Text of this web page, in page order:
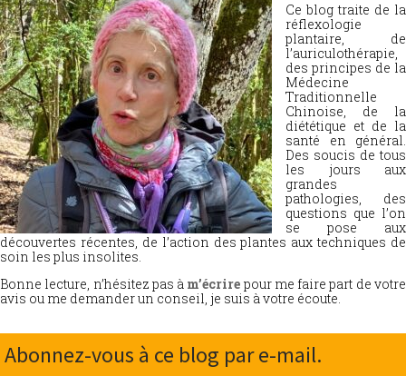
Ce blog traite de la
réflexologie
plantaire, de
l’auriculothérapie,
des principes de la
Médecine
Traditionnelle
Chinoise, de la
diététique et de la
santé en général.
Des soucis de tous
les jours aux
grandes
pathologies, des
questions que l’on
se pose aux
découvertes récentes, de l’action des plantes aux techniques de
soin les plus insolites.
Bonne lecture, n’hésitez pas à m’écrire pour me faire part de votre
avis ou me demander un conseil, je suis à votre écoute.
Abonnez-vous à ce blog par e-mail.